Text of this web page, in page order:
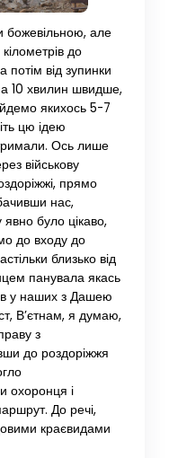
божевільною, але
до
потім від зупинки
10 хвилин швидше,
якихось 5-7
цю ідею
Ось лише
військову
прямо
нас,
було цікаво,
до входу до
близько від
панувала якась
у наших з Дашею
В’єтнам, я думаю,
з
до роздоріжжя
охоронця і
До речі,
краєвидами